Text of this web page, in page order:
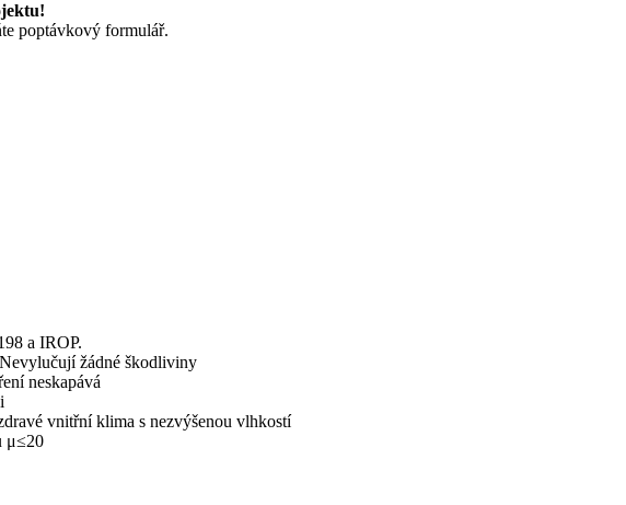
poptávkový formulář.
a IROP.
žádné škodliviny
neskapává
vnitřní klima s nezvýšenou vlhkostí
μ≤20